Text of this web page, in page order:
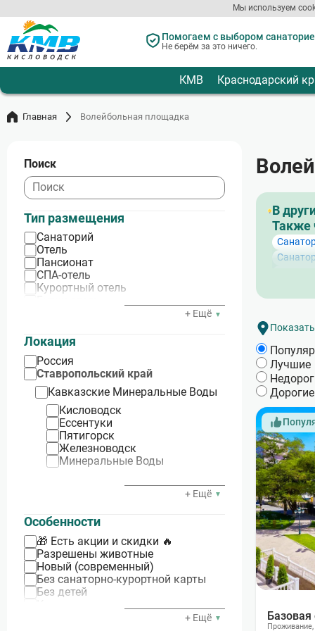
Мы используем
Перейти
основному
содержанию
Помогаем с выбором
Не берём за это ничего.
КМВ Краснодарский
Главная Волейбольная площадка
Поиск
Тип размещения
Санаторий
Отель
Пансионат
СПА-отель
Курортный отель
+ Ещё
Локация
Россия
Ставропольский край
Кавказские Минеральные Воды
Кисловодск
Ессентуки
Пятигорск
Железноводск
Минеральные Воды
Краснодарский край
Геленджик
Кабардинка
Архипо-Осиповка
Криница
Дивноморское
+ Ещё
Особенности
🎁 Есть акции и скидки 🔥
Разрешены животные
Новый (современный)
Без санаторно-курортной карты
Без детей
+ Ещё
В
Также
Лучшие
Дорогие
Базовая
Проживание,